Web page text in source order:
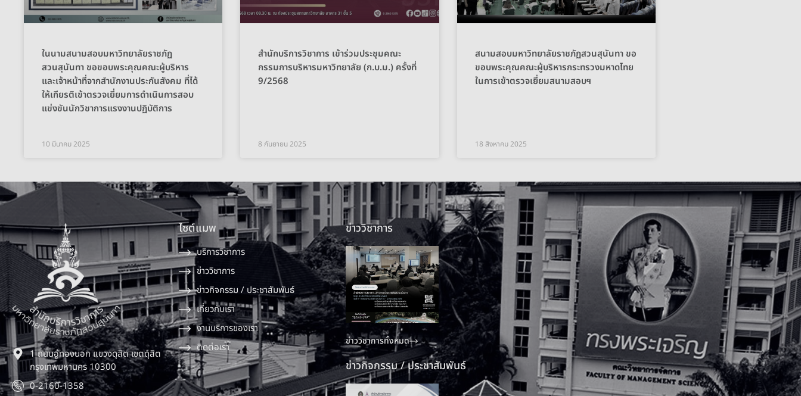
ในนามสนามสอบมหาวิทยาลัยราชภัฏ
สวนสุนันทา ขอขอบพระคุณคณะผู้บริหาร
และเจ้าหน้าที่จากสำนักงานประกันสังคม ที่ได้
ให้เกียรติเข้าตรวจเยี่ยมการดำเนินการสอบ
แข่งขันนักวิชาการแรงงานปฏิบัติการ
10 มีนาคม 2025
สำนักบริการวิชาการ เข้าร่วมประชุมคณะ
กรรมการบริหารมหาวิทยาลัย (ก.บ.ม.) ครั้งที่
9/2568
8 กันยายน 2025
สนามสอบมหาวิทยาลัยราชภัฏสวนสุนันทา ขอ
ขอบพระคุณคณะผู้บริหารกระทรวงมหาดไทย
ในการเข้าตรวจเยี่ยมสนามสอบฯ
18 สิงหาคม 2025
1 ถนนอู่ทองนอก แขวงดุสิต เขตดุสิต
กรุงเทพมหานคร 10300
0-2160-1358
ไซต์แมพ
บริการวิชาการ
ข่าววิชาการ
ข่าวกิจกรรม / ประชาสัมพันธ์
เกี่ยวกับเรา
งานบริการของเรา
ติดต่อเรา
ข่าววิชาการ
ข่าววิชาการทั้งหมด
ข่าวกิจกรรม / ประชาสัมพันธ์